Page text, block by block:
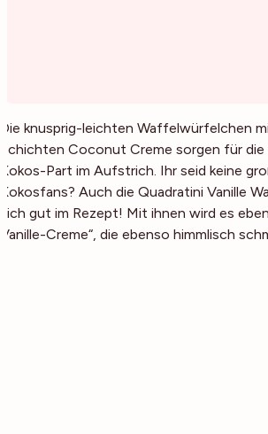
Die knusprig-leichten Waffelwürfelchen
Schichten Coconut Creme sorgen für die
Kokos-Part im Aufstrich. Ihr seid keine
Kokosfans? Auch die Quadratini Vanille
sich gut im Rezept! Mit ihnen wird es
Vanille-Creme“, die ebenso himmlisch